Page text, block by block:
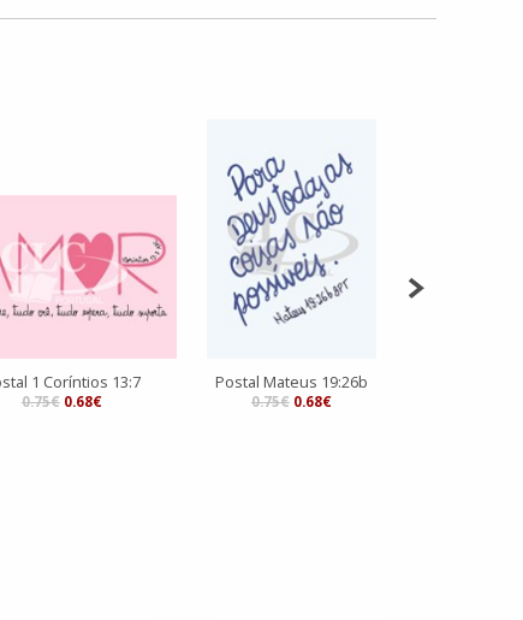
1 Coríntios 13:7
0.75€ 0.68€
Postal Mateus 19:26b
0.75€ 0.68€